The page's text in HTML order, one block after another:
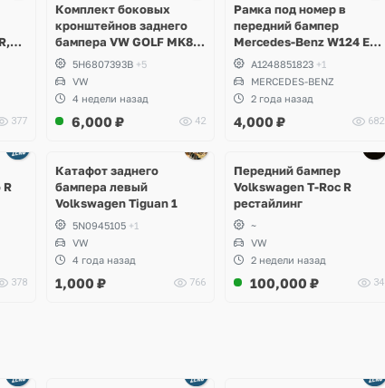
377
Комплект боковых
кронштейнов заднего
бампера VW GOLF MK8
5H6807393B;
5H6807394B
5H6807393B +5
VW
4 недели назад
6,000 ₽ 42
Рамка под номер в
передний бампер
Mercedes-Benz W124 E-
KlassA1248851823 +1
MERCEDES-BENZ
2 года назад
4,000 ₽ 682
R
378
Катафот заднего
бампера левый
Volkswagen Tiguan 1
5N0945105 +1
VW
4 года назад
1,000 ₽ 766
Передний бампер
Volkswagen T-Roc R
рестайлинг
~
VW
2 недели назад
100,000 ₽ 34